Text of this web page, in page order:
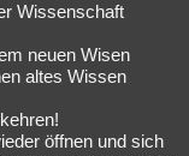
Wissenschaft
neuen Wisen
altes Wissen
öffnen und sich